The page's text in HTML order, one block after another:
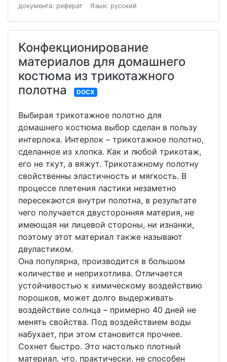
документа: реферат Язык: русский
Конфекционирование
материалов для домашнего
костюма из трикотажного
полотна
DOCX
Выбирая трикотажное полотно для
домашнего костюма выбор сделан в пользу
интерлока. Интерлок – трикотажное полотно,
сделанное из хлопка. Как и любой трикотаж,
его не ткут, а вяжут. Трикотажному полотну
свойственны эластичность и мягкость. В
процессе плетения ластики незаметно
пересекаются внутри полотна, в результате
чего получается двусторонняя материя, не
имеющая ни лицевой стороны, ни изнанки,
поэтому этот материал также называют
двуластиком.
Она популярна, производится в большом
количестве и неприхотлива. Отличается
устойчивостью к химическому воздействию
порошков, может долго выдерживать
воздействие солнца – примерно 40 дней не
менять свойства. Под воздействием воды
набухает, при этом становится прочнее.
Сохнет быстро. Это настолько плотный
материал, что, практически, не способен